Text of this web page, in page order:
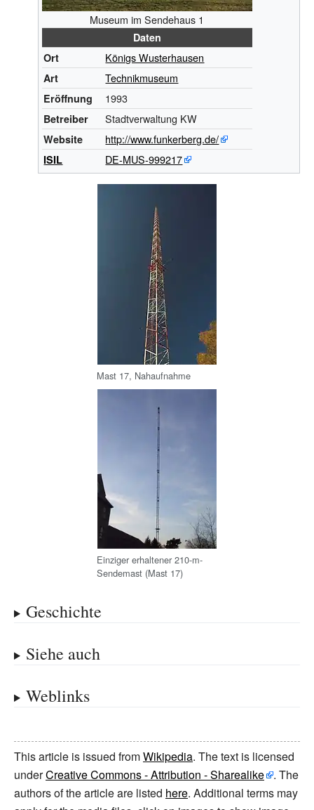
Museum im Sendehaus 1
Daten
Ort
Königs Wusterhausen
Art Technikmuseum
Eröffnung 1993
Betreiber Stadtverwaltung KW
Website http://www.funkerberg.de/
ISIL DE-MUS-999217
Mast 17, Nahaufnahme
Einziger erhaltener 210-m-
Sendemast (Mast 17)
Geschichte
Siehe auch
Weblinks
This article is issued fromWikipedia. The text is licensed
underCreative Commons - Attribution - Sharealike
. The
authors of the article are listed here. Additional terms may